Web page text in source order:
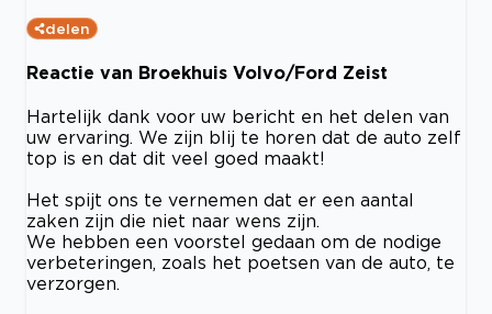
delen
Reactie van Broekhuis Volvo/Ford Zeist
Hartelijk dank voor uw bericht en het delen van
uw ervaring. We zijn blij te horen dat de auto zelf
top is en dat dit veel goed maakt!
Het spijt ons te vernemen dat er een aantal
zaken zijn die niet naar wens zijn.
We hebben een voorstel gedaan om de nodige
verbeteringen, zoals het poetsen van de auto, te
verzorgen.